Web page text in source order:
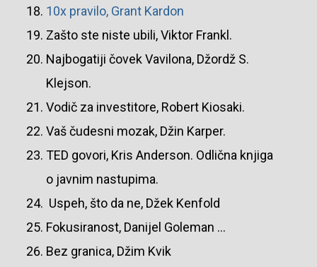
10x pravilo, Grant Kardon
Zašto ste niste ubili, Viktor Frankl.
Najbogatiji čovek Vavilona, Džordž S.
Klejson.
Vodič za investitore, Robert Kiosaki.
Vaš čudesni mozak, Džin Karper.
TED govori, Kris Anderson. Odlična knjiga
o javnim nastupima.
Uspeh, što da ne, Džek Kenfold
Fokusiranost, Danijel Goleman …
Bez granica, Džim Kvik